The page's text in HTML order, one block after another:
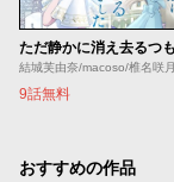
結城芙由奈/macoso/椎名咲月
9話無料
おすすめの作品